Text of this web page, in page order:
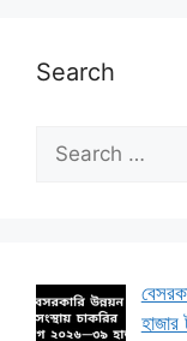
Search
Search
for:
হাজার